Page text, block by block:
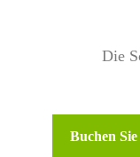
Die
Buchen